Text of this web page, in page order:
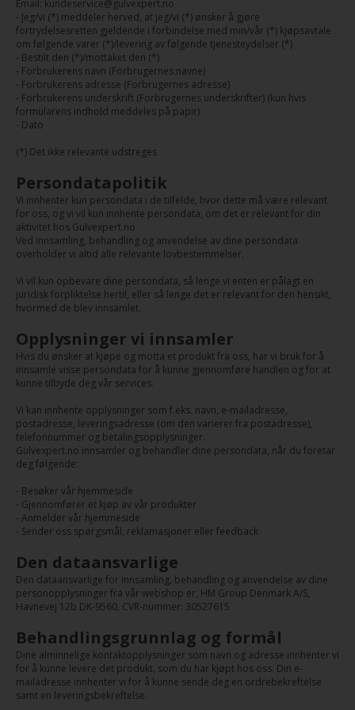
Email: kundeservice@gulvexpert.no
- Jeg/vi (*) meddeler herved, at jeg/vi (*) ønsker å gjøre
fortrydelsesretten gjeldende i forbindelse med min/vår (*) kjøpsavtale
om følgende varer (*)/levering av følgende tjenesteydelser (*)
- Bestilt den (*)/mottaket den (*)
- Forbrukerens navn (Forbrugernes navne)
- Forbrukerens adresse (Forbrugernes adresse)
- Forbrukerens underskrift (Forbrugernes underskrifter) (kun hvis
formularens indhold meddeles på papir)
- Dato
(*) Det ikke relevante udstreges
Persondatapolitik
Vi innhenter kun persondata i de tilfelde, hvor dette må være relevant
for oss, og vi vil kun innhente persondata, om det er relevant for din
aktivitet hos Gulvexpert.no
Ved innsamling, behandling og anvendelse av dine persondata
overholder vi altid alle relevante lovbestemmelser.
Vi vil kun opbevare dine persondata, så lenge vi enten er pålagt en
juridisk forpliktelse hertil, eller så lenge det er relevant for den hensikt,
hvormed de blev innsamlet.
Opplysninger vi innsamler
Hvis du ønsker at kjøpe og motta et produkt fra oss, har vi bruk for å
innsamle visse persondata for å kunne gjennomføre handlen og for at
kunne tilbyde deg vår services.
Vi kan innhente opplysninger som f.eks. navn, e-mailadresse,
postadresse, leveringsadresse (om den varierer fra postadresse),
telefonnummer og betalingsopplysninger.
Gulvexpert.no innsamler og behandler dine persondata, når du foretar
deg følgende:
- Besøker vår hjemmeside
- Gjennomfører et kjøp av vår produkter
- Anmelder vår hjemmeside
- Sender oss spørgsmål, reklamasjoner eller feedback
Den dataansvarlige
Den dataansvarlige for innsamling, behandling og anvendelse av dine
personopplysninger fra vår webshop er, HM Group Denmark A/S,
Havnevej 12b DK-9560, CVR-nummer: 30527615
Behandlingsgrunnlag og formål
Dine alminnelige kontaktopplysninger som navn og adresse innhenter vi
for å kunne levere det produkt, som du har kjøpt hos oss. Din e-
mailadresse innhenter vi for å kunne sende deg en ordrebekreftelse
samt en leveringsbekreftelse.